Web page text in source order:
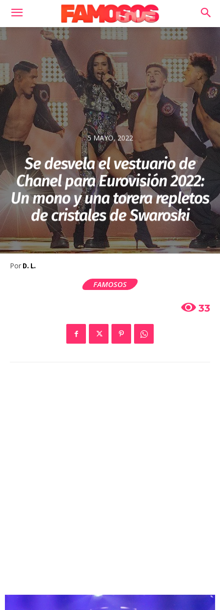
5 MAYO, 2022
Se desvela el vestuario de
Chanel para Eurovisión 2022:
Un mono y una torera repletos
de cristales de Swaroski
Por D. L.
FAMOSOS
33